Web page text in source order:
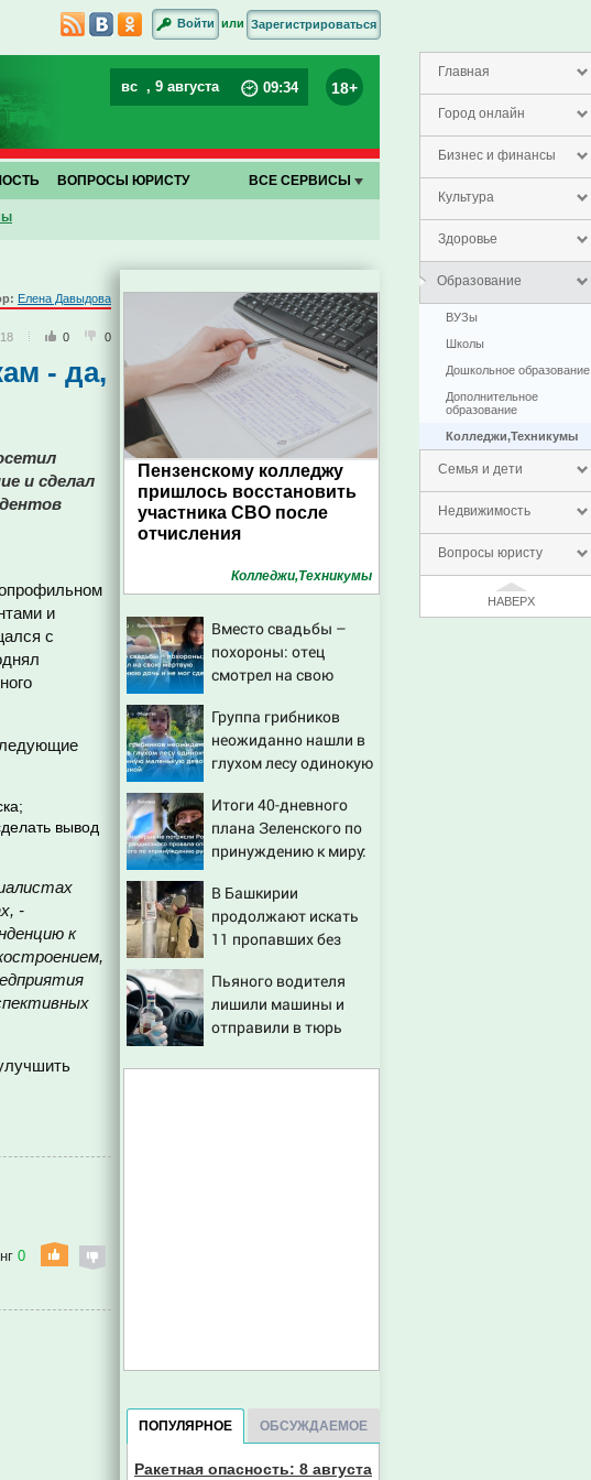
Главная
Город онлайн
Бизнес и финансы
Культура
Здоровье
Образование
ВУЗы
Школы
Дошкольное образование
Дополнительное
образование
Колледжи,Техникумы
Семья и дети
Недвижимость
Вопросы юристу
НАВЕРХ
Войти или Зарегистрироваться
вс , 9 августа 09:34 18+
ВОПРОСЫ ЮРИСТУ ВСЕ СЕРВИСЫ
Елена Давыдова
0 0
- да,
и сделал
и
с
вывод
-
к
0
Пензенскому колледжу
пришлось восстановить
участника СВО после
отчисления
Колледжи,Техникумы
Вместо свадьбы –
похороны: отец
смотрел на свою
дочь и не мог
сдержать слезы
Группа грибников
неожиданно нашли в
глухом лесу одинокую
маленькую девочку с
игрушкой
Итоги 40-дневного
плана Зеленского по
принуждению к миру:
полный разбор
провала операции
Украины от военкора
В Башкирии
продолжают искать
11 пропавших без
Пьяного водителя
лишили машины и
отправили в тюрь
ПОПУЛЯРНОЕ ОБСУЖДАЕМОЕ
Ракетная опасность: 8 августа